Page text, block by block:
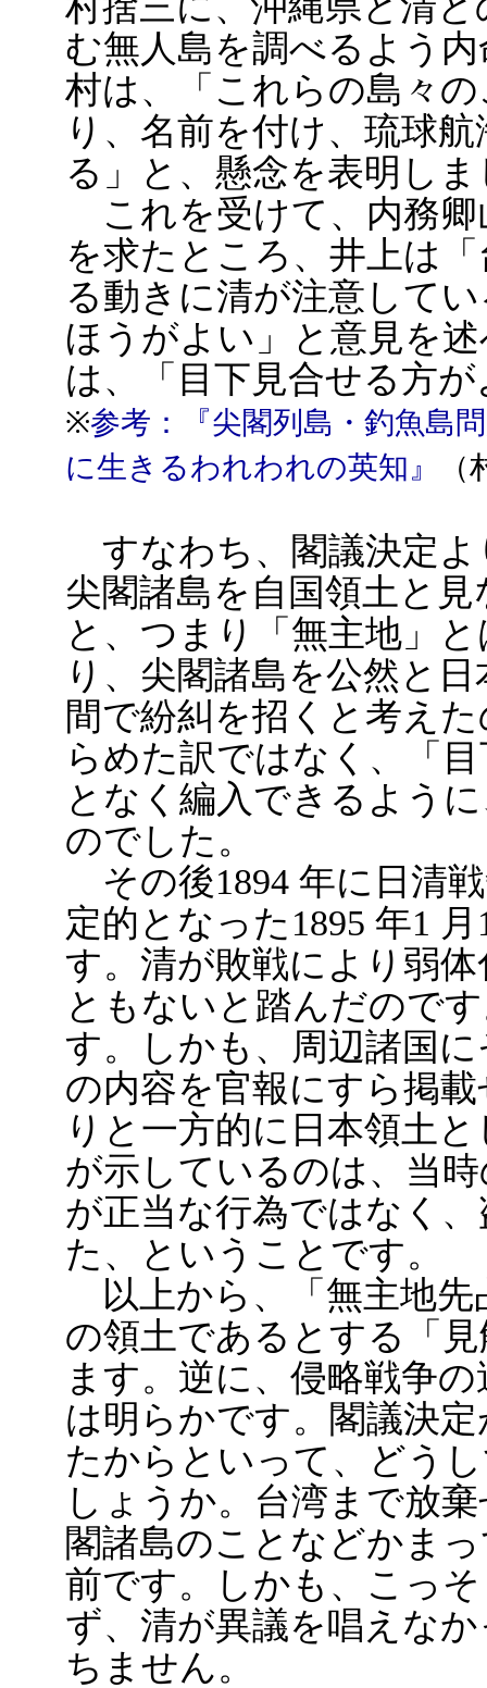
む無人島を調べるよう
村は、「これらの島々
り、名前を付け、琉球
る」と、懸念を表明し
これを受けて、内務卿
を求たところ、井上は
る動きに清が注意して
ほうがよい」と意見を
は、「目下見合せる方
※参考：『尖閣列島・釣魚島
に生きるわれわれの英知』
すなわち、閣議決定よ
尖閣諸島を自国領土と
と、つまり「無主地」
り、尖閣諸島を公然と
間で紛糾を招くと考え
らめた訳ではなく、「
となく編入できるよう
のでした。
その後1894 年に日清
定的となった1895 年1
す。清が敗戦により弱
ともないと踏んだので
す。しかも、周辺諸国
の内容を官報にすら掲
りと一方的に日本領土
が示しているのは、当
が正当な行為ではなく
た、ということです。
以上から、「無主地先
の領土であるとする「
ます。逆に、侵略戦争
は明らかです。閣議決
たからといって、どう
しょうか。台湾まで放
閣諸島のことなどかま
前です。しかも、こっ
ず、清が異議を唱えな
ちません。